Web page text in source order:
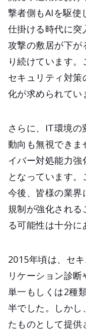
撃者側もAIを駆使
仕掛ける時代に突
攻撃の敷居が下が
り続けています。
セキュリティ対策
化が求められてい
さらに、IT環境の
動向も無視できま
イバー対処能力
となっています。
今後、皆様の業界
規制が強化され
る可能性は十分に
2015年頃は、セ
リケーション診断
単一もしくは2種
半でした。しかし
たものとして提供